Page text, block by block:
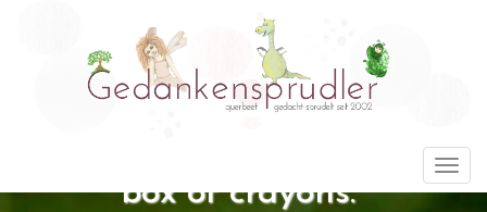
"Life is about using the whole
box of crayons."